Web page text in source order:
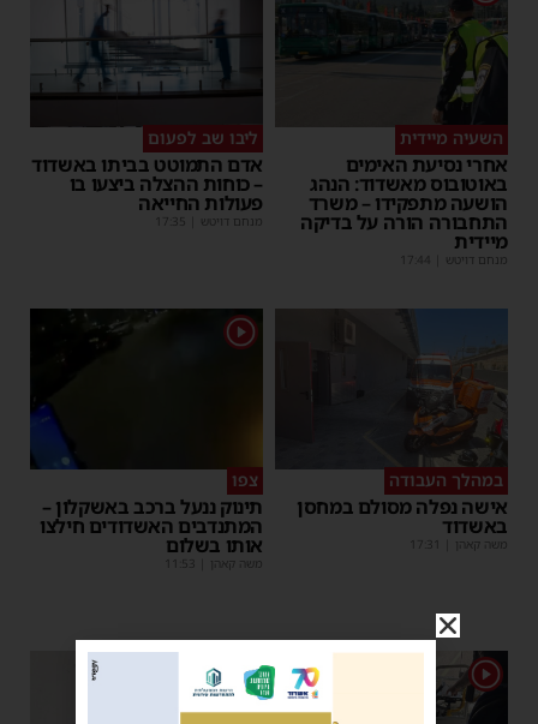
השעיה מיידית
אחרי נסיעת האימים
באוטובוס מאשדוד: הנהג
הושעה מתפקידו – משרד
התחבורה הורה על בדיקה
מיידית
מנחם דויטש |
17:44
ליבו שב לפעום
אדם התמוטט בביתו באשדוד
– כוחות ההצלה ביצעו בו
פעולות החייאה
מנחם דויטש |
17:35
במהלך העבודה
אישה נפלה מסולם במחסן
באשדוד
משה קאהן |
17:31
תינוק ננעל ברכב באשקלון –
המתנדבים האשדודים חילצו
אותו בשלום
משה קאהן |
11:53
1